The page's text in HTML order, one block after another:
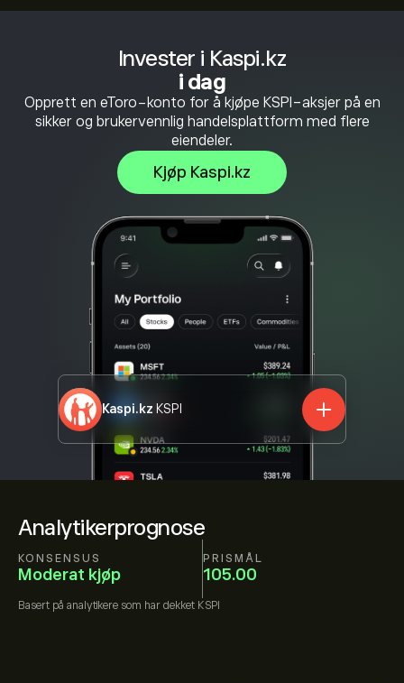
Analytikerprognose
KONSENSUS
Moderat kjøp
PRISMÅL
105.00
Basert på analytikere som har dekket KSPI
Invester i Kaspi.kz
i dag
Opprett en eToro-konto for å kjøpe KSPI-aksjer på en
sikker og brukervennlig handelsplattform med flere
eiendeler.
Kjøp Kaspi.kz
Kaspi.kz KSPI